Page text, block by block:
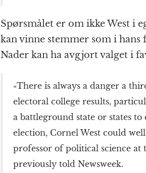
Spørsmålet er om ikke West i
kan vinne stemmer som i
Nader kan ha avgjort valget i
«There is always a danger a
electoral college results,
a battleground state or states
election, Cornel West could
professor of political science
previously told Newsweek.